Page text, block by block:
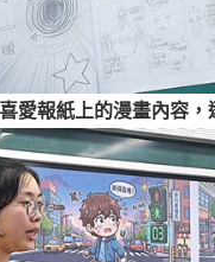
愛報紙上的漫畫內容